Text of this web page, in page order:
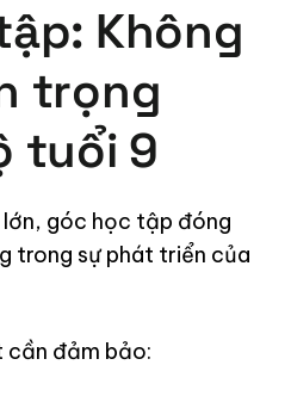
Không
trọng
tuổi 9
góc học tập đóng
trong sự phát triển của
đảm bảo: